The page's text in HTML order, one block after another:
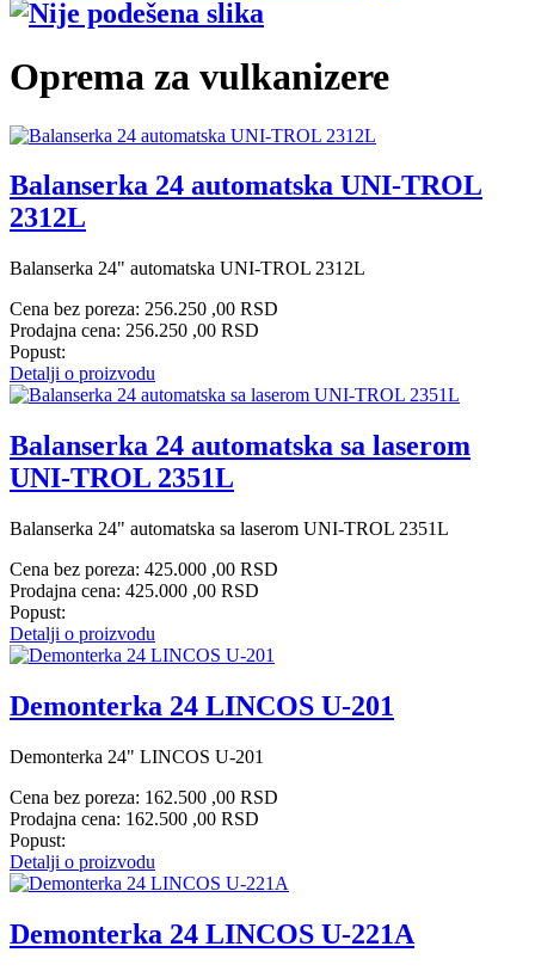
Oprema za vulkanizere
Balanserka 24 automatska UNI-TROL
2312L
Balanserka 24" automatska UNI-TROL 2312L
Cena bez poreza: 256.250 ,00 RSD
Prodajna cena: 256.250 ,00 RSD
Popust:
Detalji o proizvodu
Balanserka 24 automatska sa laserom
UNI-TROL 2351L
Balanserka 24" automatska sa laserom UNI-TROL 2351L
Cena bez poreza: 425.000 ,00 RSD
Prodajna cena: 425.000 ,00 RSD
Popust:
Detalji o proizvodu
Demonterka 24 LINCOS U-201
Demonterka 24" LINCOS U-201
Cena bez poreza: 162.500 ,00 RSD
Prodajna cena: 162.500 ,00 RSD
Popust:
Detalji o proizvodu
Demonterka 24 LINCOS U-221A